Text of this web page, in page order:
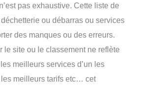
pas exhaustive. Cette liste de
ou débarras ou services
des manques ou des erreurs.
le site ou le classement ne reflète
meilleurs services d’un les
meilleurs tarifs etc… cet